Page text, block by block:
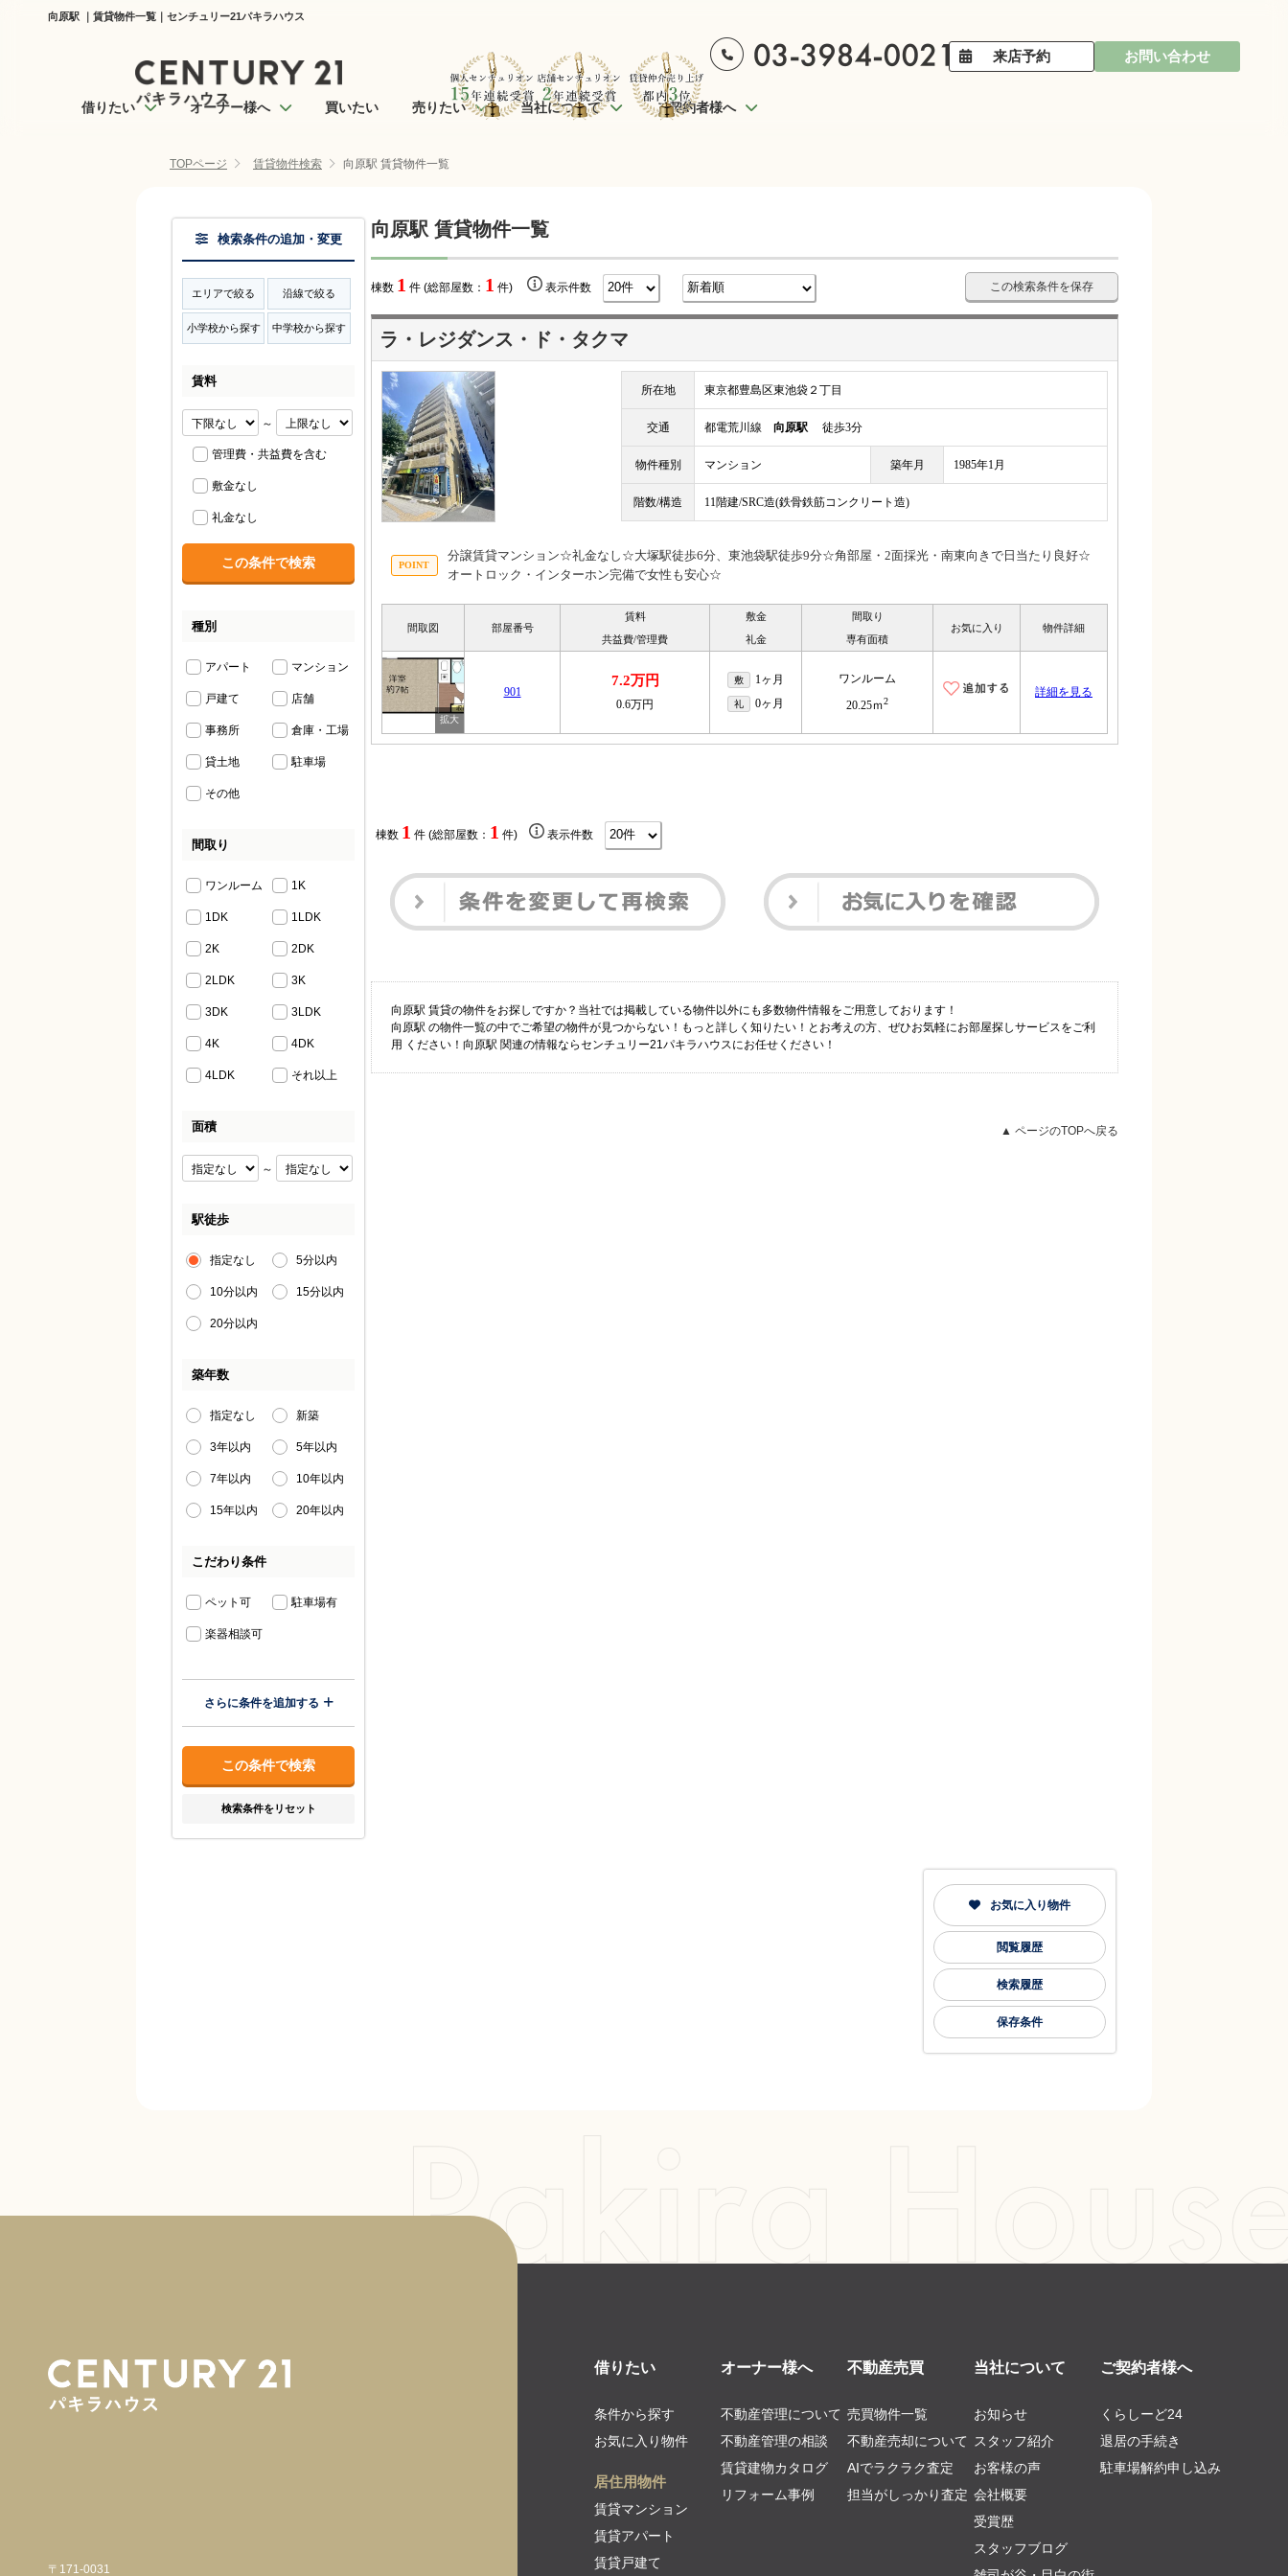
向原駅 ｜賃貸物件一覧｜センチュリー21パキラハウス
来店予約 お問い合わせ
借りたい オーナー様へ 買いたい 売りたい 当社について ご契約者様へ
TOPページ 賃貸物件検索 向原駅 賃貸物件一覧
向原駅 賃貸物件一覧
棟数 1 件 (総部屋数： 1 件) 表示件数 この検索条件を保存
ラ・レジダンス・ド・タクマ
所在地 東京都豊島区東池袋２丁目
交通 都電荒川線 向原駅 徒歩3分
物件種別 マンション 築年月 1985年1月
階数/構造 11階建/SRC造(鉄骨鉄筋コンクリート造)
分譲賃貸マンション☆礼金なし☆大塚駅徒歩6分、東池袋駅徒歩9分☆角部屋・2面採光・南東向きで日当たり良好☆
オートロック・インターホン完備で女性も安心☆
間取図 部屋番号
賃料
共益費/管理費
敷金
礼金
間取り
専有面積
お気に入り 物件詳細
901
7.2万円
0.6万円
敷 1ヶ月
礼 0ヶ月
ワンルーム
20.25ｍ2
詳細を見る
棟数 1 件 (総部屋数： 1 件) 表示件数
向原駅 賃貸の物件をお探しですか？当社では掲載している物件以外にも多数物件情報をご用意しております！
向原駅 の物件一覧の中でご希望の物件が見つからない！もっと詳しく知りたい！とお考えの方、ぜひお気軽にお部屋探しサービスをご利
用 ください！向原駅 関連の情報ならセンチュリー21パキラハウスにお任せください！
▲ ページのTOPへ戻る
検索条件の追加・変更
エリアで絞る 沿線で絞る
小学校から探す 中学校から探す
賃料
～
管理費・共益費を含む
敷金なし
礼金なし
種別
アパート マンション
戸建て 店舗
事務所 倉庫・工場
貸土地 駐車場
その他
間取り
ワンルーム 1K
1DK 1LDK
2K 2DK
2LDK 3K
3DK 3LDK
4K 4DK
4LDK それ以上
面積
～
駅徒歩
指定なし 5分以内
10分以内 15分以内
20分以内
築年数
指定なし 新築
3年以内 5年以内
7年以内 10年以内
15年以内 20年以内
こだわり条件
ペット可 駐車場有
楽器相談可
さらに条件を追加する
検索条件をリセット
お気に入り物件
閲覧履歴
検索履歴
保存条件
〒171-0031
借りたい
条件から探す
お気に入り物件
居住用物件
賃貸マンション
賃貸アパート
賃貸戸建て
オーナー様へ
不動産管理について
不動産管理の相談
賃貸建物カタログ
リフォーム事例
不動産売買
売買物件一覧
不動産売却について
AIでラクラク査定
担当がしっかり査定
当社について
お知らせ
スタッフ紹介
お客様の声
会社概要
受賞歴
スタッフブログ
ご契約者様へ
くらしーど24
退居の手続き
駐車場解約申し込み